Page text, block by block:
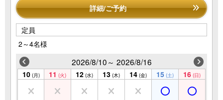
詳細/ご予約
定員
2～4名様
2026/8/10～ 2026/8/16
10 (月) 11 (火) 12 (水) 13 (木) 14 (金) 15 (土) 16 (日)